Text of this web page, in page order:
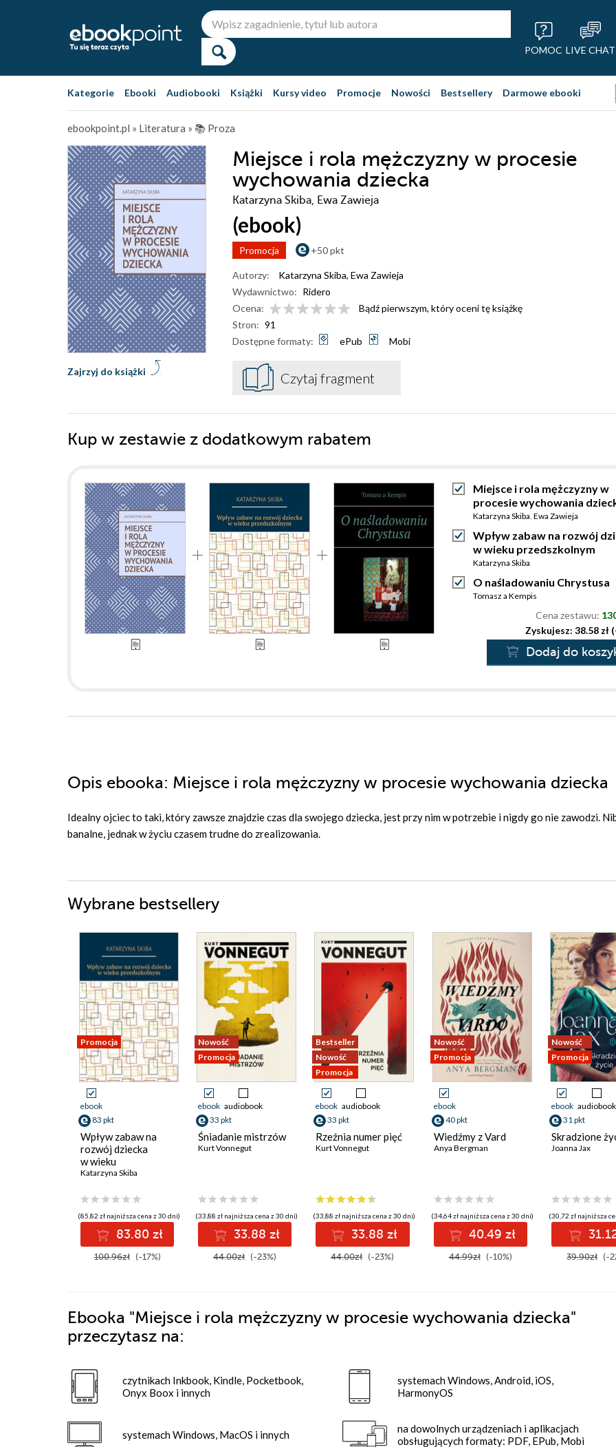
POMOC LIVE CHAT
Kategorie Ebooki Audiobooki Książki Kursy video Promocje Nowości Bestsellery Darmowe ebooki
ebookpoint.pl » Literatura » 📚 Proza
Miejsce i rola mężczyzny w procesie
wychowania dziecka
Katarzyna Skiba, Ewa Zawieja
(ebook)
Promocja +50 pkt
Zajrzyj do książki
Autorzy: Katarzyna Skiba, Ewa Zawieja
Wydawnictwo: Ridero
Ocena:
Bądź pierwszym, który oceni tę książkę
Stron: 91
Dostępne formaty:
ePub Mobi
Czytaj fragment
Kup w zestawie z dodatkowym rabatem
Miejsce i rola mężczyzny w
procesie wychowania
Katarzyna Skiba, Ewa Zawieja
Wpływ zabaw na rozwój
w wieku przedszkolnym
Katarzyna Skiba
O naśladowaniu Chrystusa
Tomasz a Kempis
Cena zestawu:
Zyskujesz: 38.58 zł
Dodaj do
Opis ebooka: Miejsce i rola mężczyzny w procesie wychowania dziecka
Idealny ojciec to taki, który zawsze znajdzie czas dla swojego dziecka, jest przy nim w potrzebie i nigdy go nie zawodzi.
banalne, jednak w życiu czasem trudne do zrealizowania.
Wybrane bestsellery
Promocja
ebook
83 pkt
Wpływ zabaw na
rozwój dziecka
w wieku
przedszkolnym
Katarzyna Skiba
(85,82 zł najniższa cena z 30 dni)
83.80 zł
100.96zł (-17%)
Nowość
Promocja
ebook audiobook
33 pkt
Śniadanie mistrzów
Kurt Vonnegut
(33,88 zł najniższa cena z 30 dni)
33.88 zł
44.00zł (-23%)
Bestseller
Nowość
Promocja
ebook audiobook
33 pkt
Rzeźnia numer pięć
Kurt Vonnegut
(33,88 zł najniższa cena z 30 dni)
33.88 zł
44.00zł (-23%)
Nowość
Promocja
ebook
40 pkt
Wiedźmy z Vard
Anya Bergman
(34,64 zł najniższa cena z 30 dni)
40.49 zł
44.99zł (-10%)
Nowość
Promocja
ebook audiobook
31 pkt
Skradzione
Joanna Jax
(30,72 zł najniższa
39.90zł (-
Ebooka "Miejsce i rola mężczyzny w procesie wychowania dziecka"
przeczytasz na:
czytnikach Inkbook, Kindle, Pocketbook,
Onyx Boox i innych
systemach Windows, MacOS i innych
systemach Windows, Android, iOS,
HarmonyOS
na dowolnych urządzeniach i aplikacjach
obsługujących formaty: PDF, EPub, Mobi